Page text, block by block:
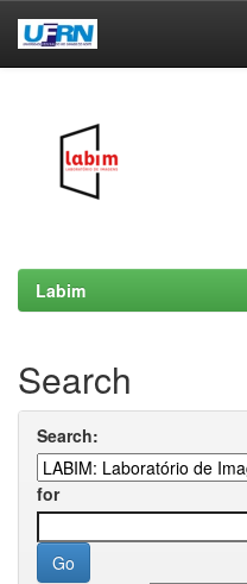
Labim
Search
Search:
for